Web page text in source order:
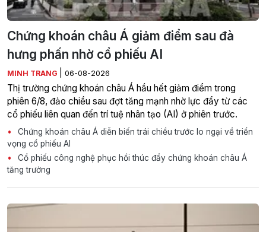
Chứng khoán châu Á giảm điểm sau đà
hưng phấn nhờ cổ phiếu AI
MINH TRANG 06-08-2026
Thị trường chứng khoán châu Á hầu hết giảm điểm trong
phiên 6/8, đảo chiều sau đợt tăng mạnh nhờ lực đẩy từ các
cổ phiếu liên quan đến trí tuệ nhân tạo (AI) ở phiên trước.
Chứng khoán châu Á diễn biến trái chiều trước lo ngại về triển
vọng cổ phiếu AI
Cổ phiếu công nghệ phục hồi thúc đẩy chứng khoán châu Á
tăng trưởng